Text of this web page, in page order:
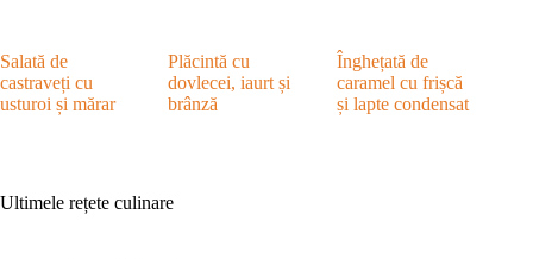
Salată de
castraveți cu
usturoi și mărar
Plăcintă cu
dovlecei, iaurt și
brânză
Înghețată de
caramel cu frișcă
și lapte condensat
Ultimele rețete culinare